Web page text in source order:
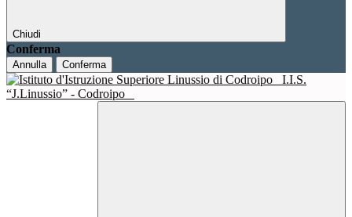
Chiudi
Conferma
Annulla Conferma
I.I.S.
“J.Linussio” - Codroipo